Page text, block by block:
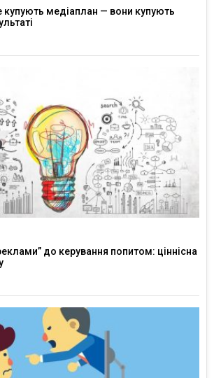
купують медіаплан — вони купують
до керування попитом: ціннісна